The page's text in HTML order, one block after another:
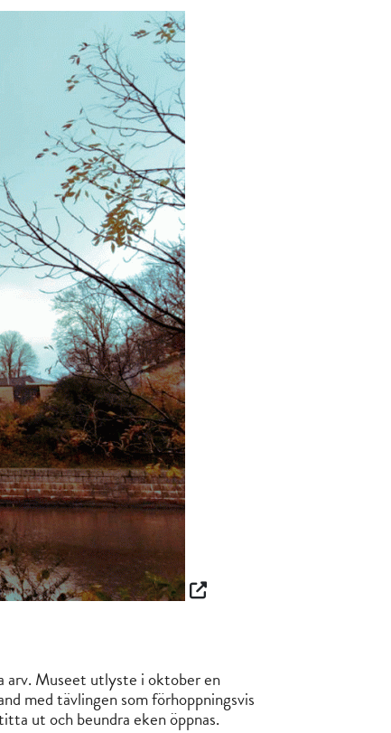
arv. Museet utlyste i oktober en
med tävlingen som förhoppningsvis
ut och beundra eken öppnas.